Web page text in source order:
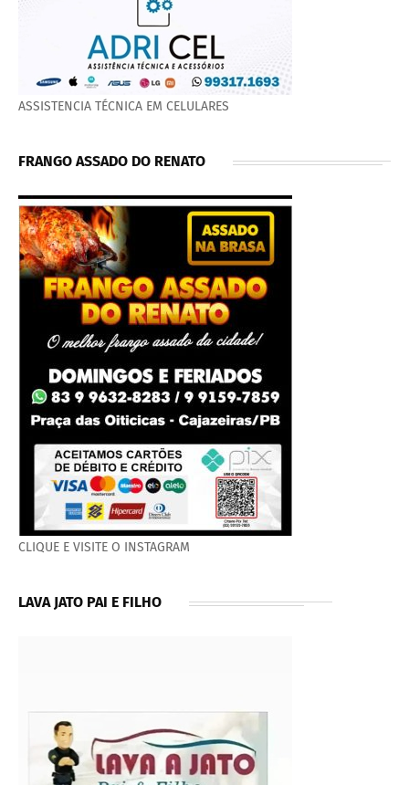
ASSISTENCIA TÉCNICA EM CELULARES
FRANGO ASSADO DO RENATO
CLIQUE E VISITE O INSTAGRAM
LAVA JATO PAI E FILHO